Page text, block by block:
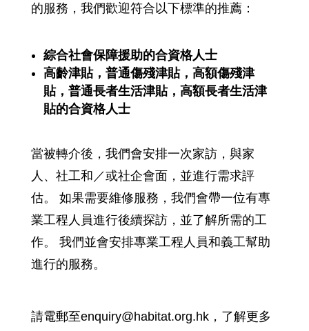
的服務，我們歡迎符合以下標準的推薦：
綜合社會保障援助的合資格人士
高齡津貼，普通傷殘津貼，高額傷殘津
貼，普通長者生活津貼，高額長者生活津
貼的合資格人士
當被轉介後，我們會安排一次家訪，與家
人、社工和／或社企會面，並進行需求評
估。 如果需要維修服務，我們會帶一位有專
業工程人員進行後續探訪，並了解所需的工
作。 我們並會安排專業工程人員和義工幫助
進行的服務。
請電郵至enquiry@habitat.org.hk，了解更多